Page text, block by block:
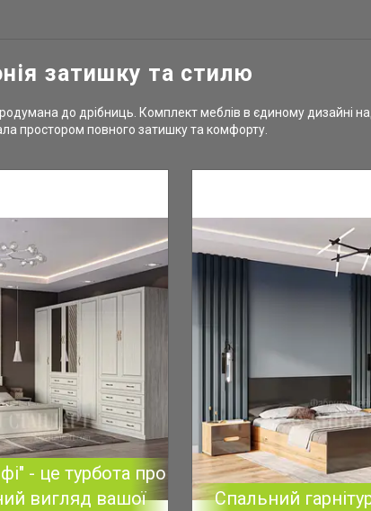
затишку та стилю
до дрібниць. Комплект меблів в єдиному дизайні
простором повного затишку та комфорту.
- це турбота про
вигляд вашої
Спальний